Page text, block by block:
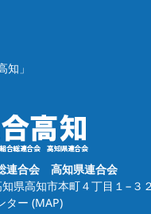
知」
連合会 高知県連合会
県高知市本町４丁目１−３２
ター (MAP)